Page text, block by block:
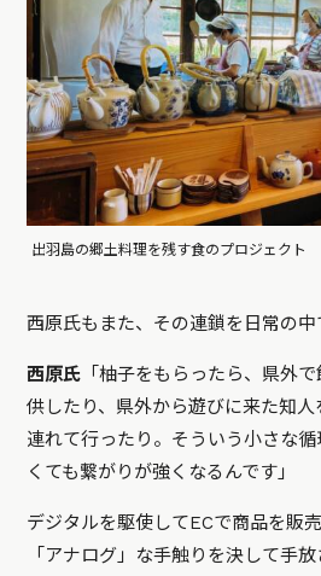
出羽島の郷土料理を残す食のプロジェクト
西原氏もまた、その連鎖を日常の中
西原氏 「柚子をもらったら、県外
供したり、県外から遊びに来た知
連れて行ったり。そういう小さな
くても繋がりが強くなるんです」
デジタルを駆使してECで商品を販
「アナログ」な手触りを決して手